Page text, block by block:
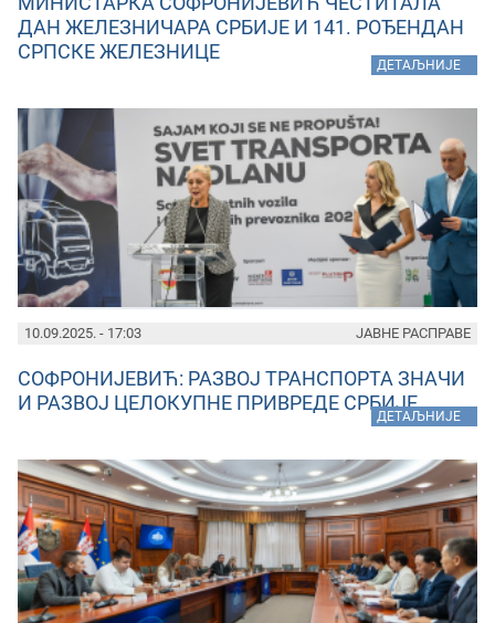
ДАН ЖЕЛЕЗНИЧАРА СРБИЈЕ И 141. РОЂЕНДАН
СРПСКЕ ЖЕЛЕЗНИЦЕ
ДЕТАЉНИЈЕ
10.09.2025. - 17:03
СОФРОНИЈЕВИЋ: РАЗВОЈ ТРАНСПОРТА ЗНАЧИ
И РАЗВОЈ ЦЕЛОКУПНЕ ПРИВРЕДЕ СРБИЈЕ
ДЕТАЉНИЈЕ
ЈАВНЕ РАСПРАВЕ